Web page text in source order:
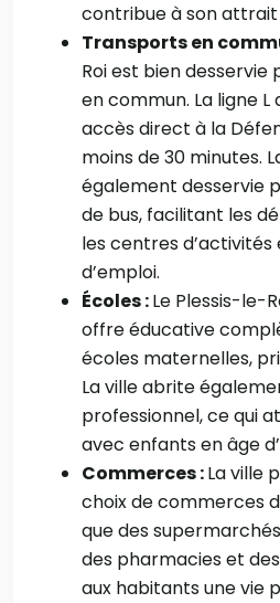
contribue à son attrait
Transports en
Roi est bien
en commun. La ligne L
accès direct à la
moins de 30 minutes.
également desservie
de bus, facilitant les
les centres d’activités
d’emploi.
Écoles :Le Plessis-le-
offre éducative
écoles maternelles,
La ville abrite
professionnel, ce qui
avec enfants en âge
Commerces :La ville
choix de commerces
que des
des pharmacies et
aux habitants une vie